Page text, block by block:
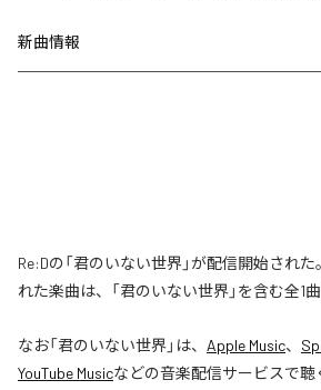
新曲情報
Re:Dの「君のいない世界」が配信開始され
れた楽曲は、「君のいない世界」を含む全1
なお「君のいない世界」は、 Apple Music、
YouTube Musicなどの音楽配信サービスで聴